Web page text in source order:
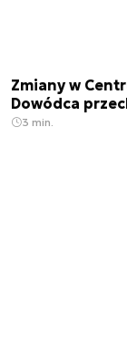
Zmiany w
Dowódca
3 min.